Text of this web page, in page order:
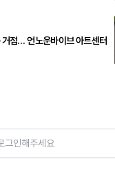
점… 언노운바이브 아트센터
그인해주세요